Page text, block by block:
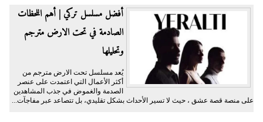
أفضل مسلسل تركي | أهم اللحظات
الصادمة في تحت الارض مترجم
وتحليلها
يُعد مسلسل تحت الارض مترجم من
أكثر الأعمال التي اعتمدت على عنصر
الصدمة والغموض في جذب المشاهدين
على منصة قصة عشق ، حيث لا تسير الأحداث بشكل تقليدي، بل تتصاعد عبر مفاجآت...